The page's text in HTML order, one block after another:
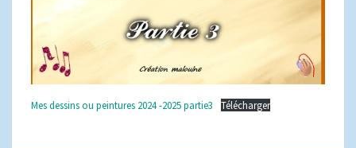
Mes dessins ou peintures 2024 -2025 partie3 Télécharger